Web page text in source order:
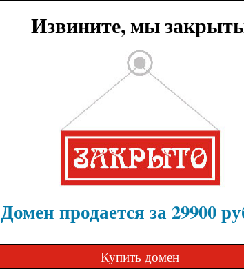
Извините, мы
Домен продается за 29900
Купить домен